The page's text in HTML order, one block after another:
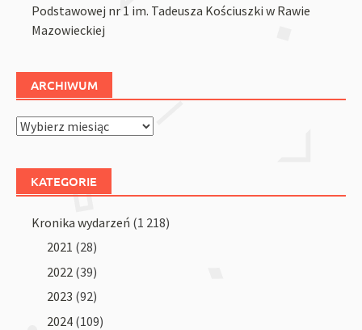
Podstawowej nr 1 im. Tadeusza Kościuszki w Rawie
Mazowieckiej
ARCHIWUM
Archiwum
KATEGORIE
Kronika wydarzeń (1 218)
2021 (28)
2022 (39)
2023 (92)
2024 (109)